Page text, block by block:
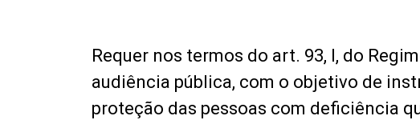
Requer nos termos do art. 93, I, do
audiência pública, com o objetivo de
proteção das pessoas com deficiência